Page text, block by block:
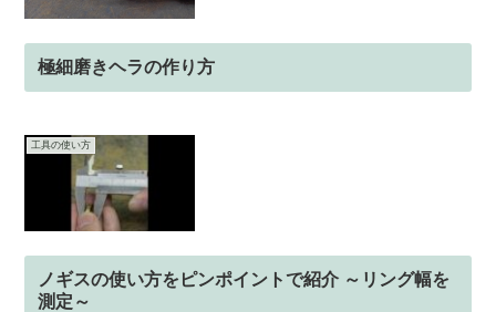
極細磨きヘラの作り方
工具の使い方
ノギスの使い方をピンポイントで紹介 ～リング幅を
測定～